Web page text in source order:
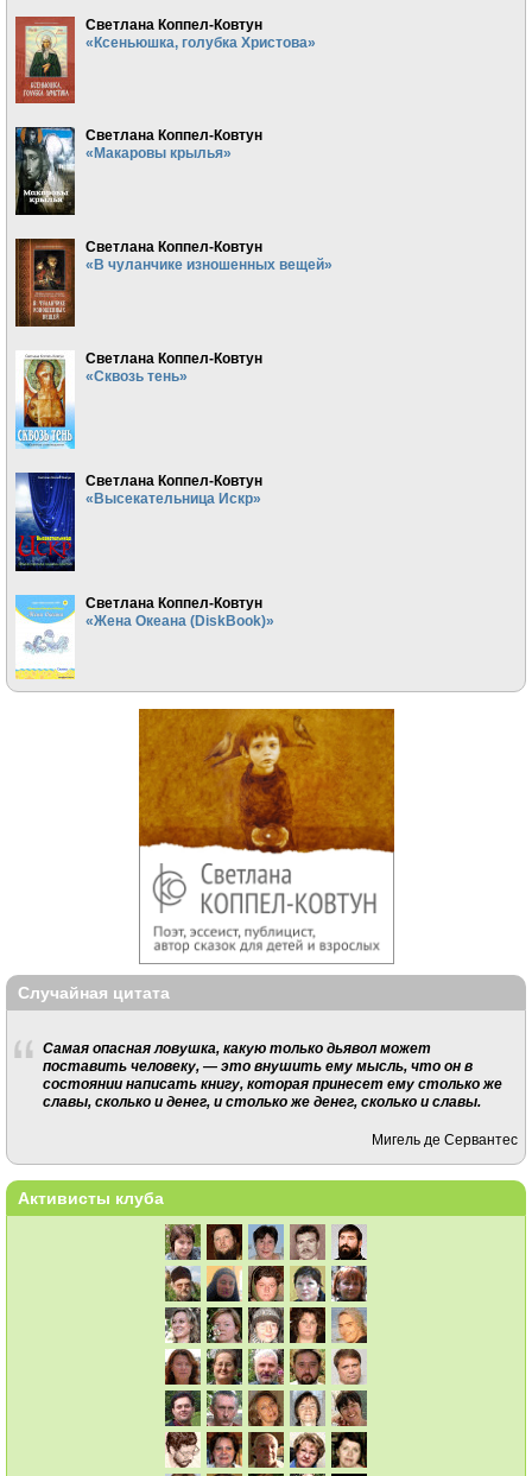
Светлана Коппел-Ковтун
«Ксеньюшка, голубка Христова»
Светлана Коппел-Ковтун
«Макаровы крылья»
Светлана Коппел-Ковтун
«В чуланчике изношенных вещей»
Светлана Коппел-Ковтун
«Сквозь тень»
Светлана Коппел-Ковтун
«Высекательница Искр»
Светлана Коппел-Ковтун
«Жена Океана (DiskBook)»
Случайная цитата
Самая опасная ловушка, какую только дьявол может
поставить человеку, — это внушить ему мысль, что он в
состоянии написать книгу, которая принесет ему столько же
славы, сколько и денег, и столько же денег, сколько и славы.
Мигель де Сервантес
Активисты клуба